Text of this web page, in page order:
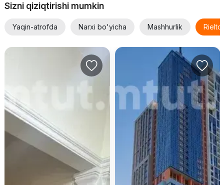
Sizni qiziqtirishi mumkin
Yaqin-atrofda Narxi bo'yicha Mashhurlik